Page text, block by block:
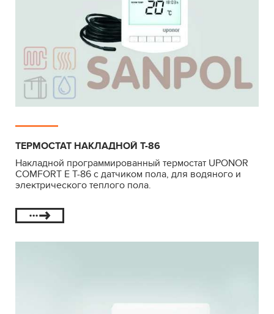
ТЕРМОСТАТ НАКЛАДНОЙ Т-86
Накладной программированный термостат UPONOR
COMFORT E T-86 с датчиком пола, для водяного и
электрического теплого пола.